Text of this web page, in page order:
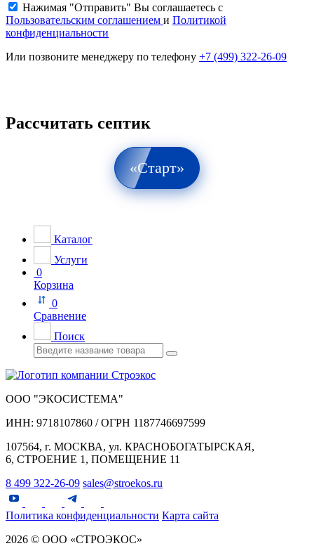
Нажимая "Отправить" Вы соглашаетесь с
Пользовательским соглашением и Политикой
конфиденциальности
Или позвоните менеджеру по телефону +7 (499) 322-26-09
Рассчитать септик
«Старт»
Каталог
Услуги
0
Корзина
0
Сравнение
Поиск
ООО "ЭКОСИСТЕМА"
ИНН: 9718107860 / ОГРН 1187746697599
107564, г. МОСКВА, ул. КРАСНОБОГАТЫРСКАЯ,
6, СТРОЕНИЕ 1, ПОМЕЩЕНИЕ 11
8 499 322-26-09 sales@stroekos.ru
Политика конфиденциальности Карта сайта
2026 © ООО «СТРОЭКОС»